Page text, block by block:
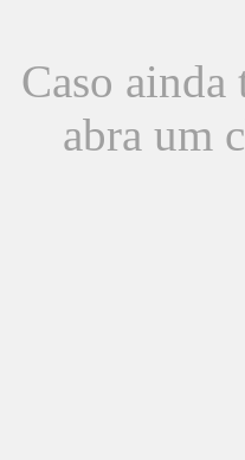
Caso ainda
abra um